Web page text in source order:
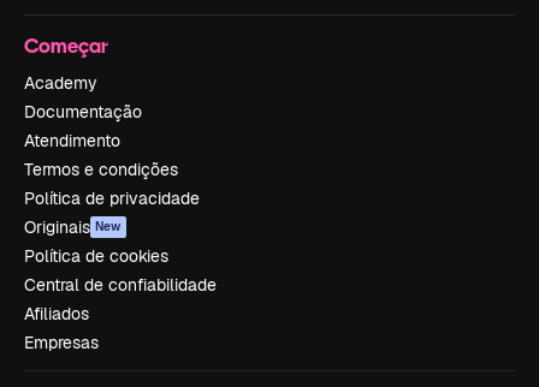
Começar
Academy
Documentação
Atendimento
Termos e condições
Política de privacidade
Originais New
Política de cookies
Central de confiabilidade
Afiliados
Empresas